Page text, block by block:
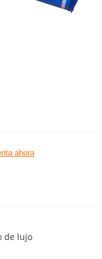
ahora
de lujo